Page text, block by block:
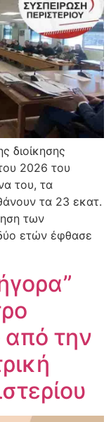
διοίκησης
2026 του
του, τα
τα 23 εκατ.
των
ετών έφθασε
την